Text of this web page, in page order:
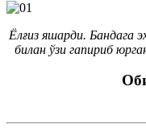
Ёлғиз яшарди. Бандага
билан ўзи гапириб